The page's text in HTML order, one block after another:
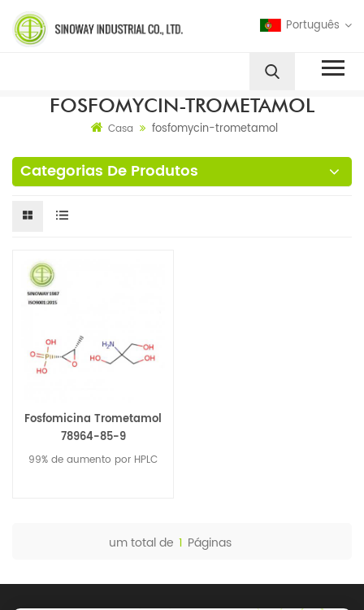
Português
FOSFOMYCIN-TROMETAMOL
Casa fosfomycin-trometamol
Categorias De Produtos
Fosfomicina Trometamol
78964-85-9
99% de aumento por HPLC
um total de 1 Páginas